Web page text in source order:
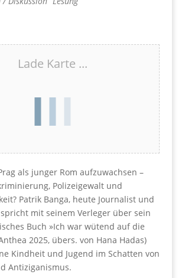
Lade Karte ...
als junger Rom aufzuwachsen –
Polizeigewalt und
Patrik Banga, heute Journalist und
mit seinem Verleger über sein
Buch »Ich war wütend auf die
2025, übers. von Hana Hadas)
Kindheit und Jugend im Schatten von
Antiziganismus.